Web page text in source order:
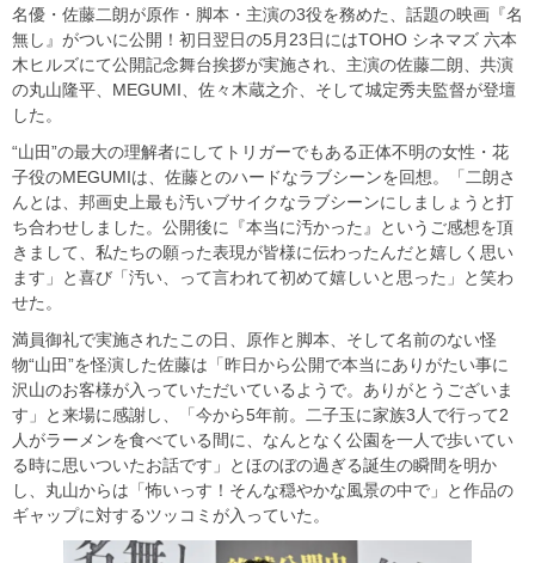
名優・佐藤二朗が原作・脚本・主演の3役を務めた、話題の映画『名
無し』がついに公開！初日翌日の5月23日にはTOHO シネマズ 六本
木ヒルズにて公開記念舞台挨拶が実施され、主演の佐藤二朗、共演
の丸山隆平、MEGUMI、佐々木蔵之介、そして城定秀夫監督が登壇
した。
“山田”の最大の理解者にしてトリガーでもある正体不明の女性・花
子役のMEGUMIは、佐藤とのハードなラブシーンを回想。「二朗さ
んとは、邦画史上最も汚いブサイクなラブシーンにしましょうと打
ち合わせしました。公開後に『本当に汚かった』というご感想を頂
きまして、私たちの願った表現が皆様に伝わったんだと嬉しく思い
ます」と喜び「汚い、って言われて初めて嬉しいと思った」と笑わ
せた。
満員御礼で実施されたこの日、原作と脚本、そして名前のない怪
物“山田”を怪演した佐藤は「昨日から公開で本当にありがたい事に
沢山のお客様が入っていただいているようで。ありがとうございま
す」と来場に感謝し、「今から5年前。二子玉に家族3人で行って2
人がラーメンを食べている間に、なんとなく公園を一人で歩いてい
る時に思いついたお話です」とほのぼの過ぎる誕生の瞬間を明か
し、丸山からは「怖いっす！そんな穏やかな風景の中で」と作品の
ギャップに対するツッコミが入っていた。